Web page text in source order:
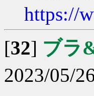
https://
[32] ブラ
2023/05/